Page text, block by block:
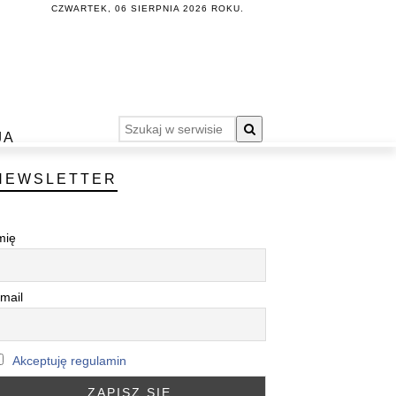
CZWARTEK, 06 SIERPNIA 2026 ROKU.
Akceptuję regulamin